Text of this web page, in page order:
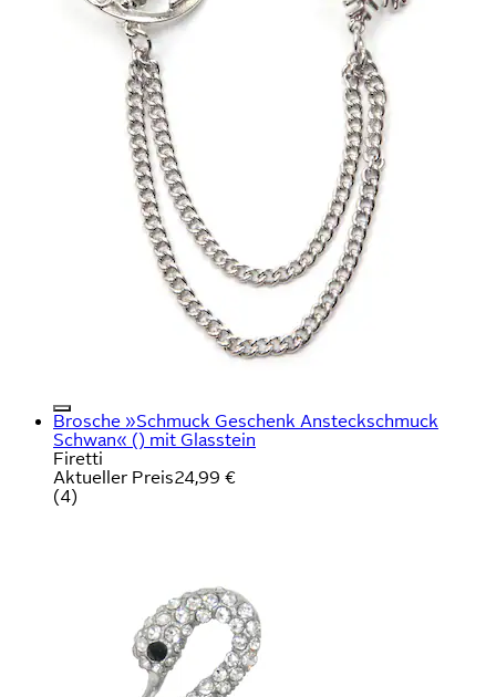
Brosche »Schmuck Geschenk Ansteckschmuck
Schwan« () mit Glasstein
Firetti
Aktueller Preis24,99 €
(4)